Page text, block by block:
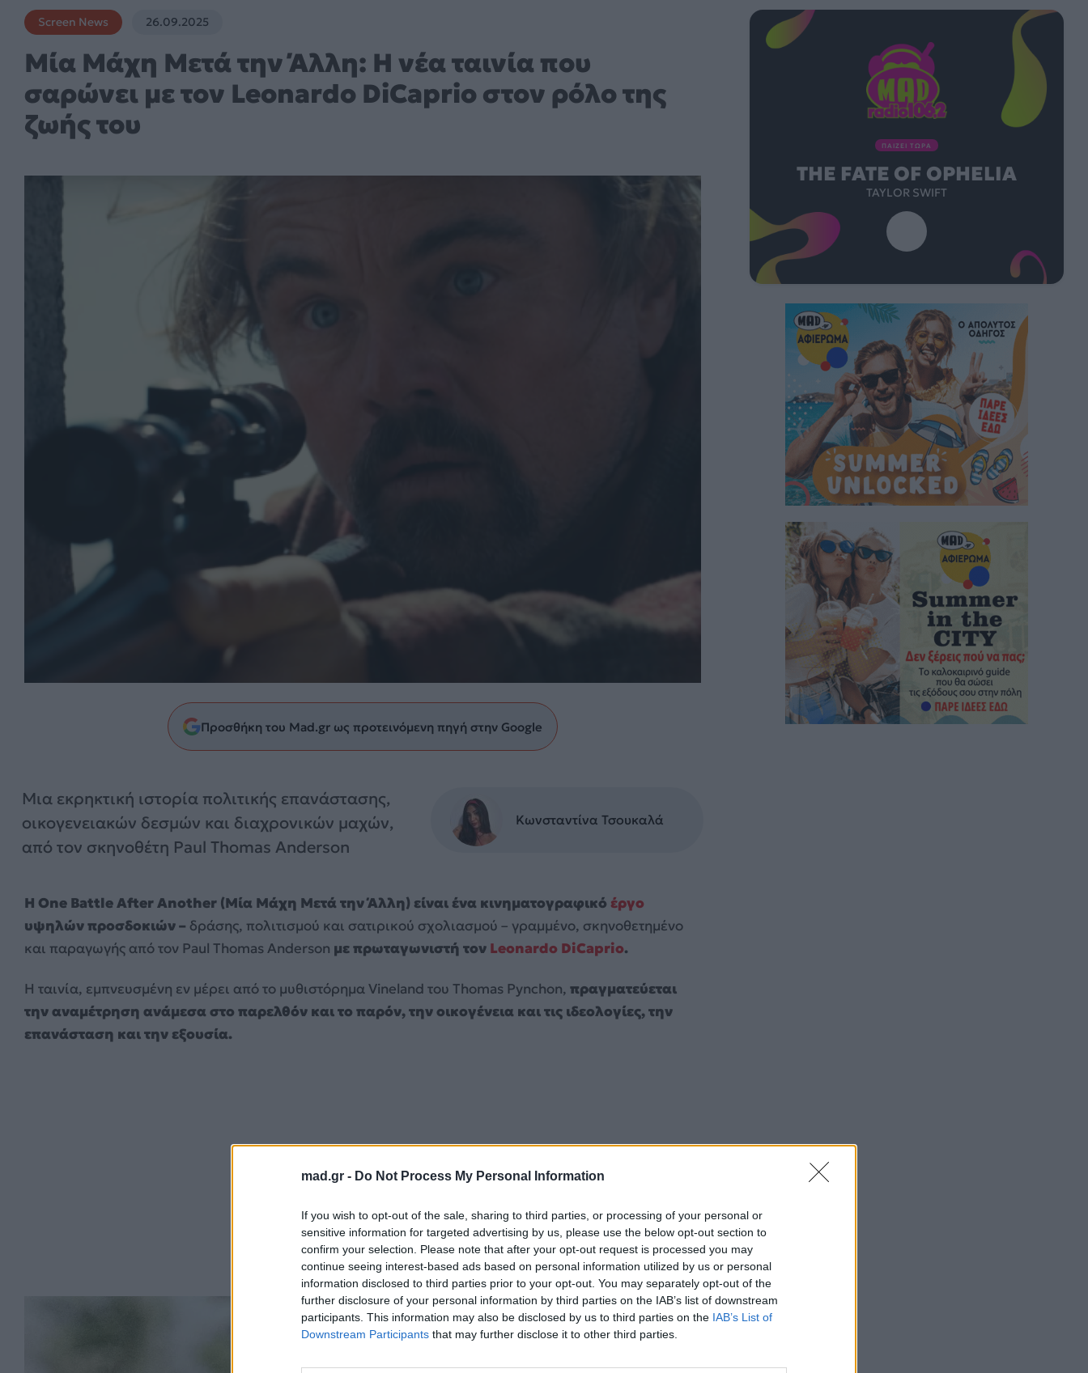
mad.gr - Do Not Process My Personal Information
If you wish to opt-out of the sale, sharing to third parties, or processing of your personal or
sensitive information for targeted advertising by us, please use the below opt-out section to
confirm your selection. Please note that after your opt-out request is processed you may
continue seeing interest-based ads based on personal information utilized by us or personal
information disclosed to third parties prior to your opt-out. You may separately opt-out of the
further disclosure of your personal information by third parties on the IAB’s list of downstream
participants. This information may also be disclosed by us to third parties on the IAB’s List of
Downstream Participants that may further disclose it to other third parties.
Screen News 26.09.2025
Μία Μάχη Μετά την Άλλη: Η νέα ταινία που
σαρώνει με τον Leonardo DiCaprio στον ρόλο της
ζωής του
Προσθήκη του Mad.gr ως προτεινόμενη πηγή στην Google
Μια εκρηκτική ιστορία πολιτικής επανάστασης,
οικογενειακών δεσμών και διαχρονικών μαχών,
από τον σκηνοθέτη Paul Thomas Anderson
Κωνσταντίνα Τσουκαλά
Η One Battle After Another (Μία Μάχη Μετά την Άλλη) είναι ένα κινηματογραφικό έργο
υψηλών προσδοκιών – δράσης, πολιτισμού και σατιρικού σχολιασμού – γραμμένο, σκηνοθετημένο
και παραγωγής από τον Paul Thomas Anderson με πρωταγωνιστή τον Leonardo DiCaprio.
Η ταινία, εμπνευσμένη εν μέρει από το μυθιστόρημα Vineland του Thomas Pynchon, πραγματεύεται
την αναμέτρηση ανάμεσα στο παρελθόν και το παρόν, την οικογένεια και τις ιδεολογίες, την
επανάσταση και την εξουσία.
ΠΑΙΖΕΙ ΤΩΡΑ
THE FATE OF OPHELIA
TAYLOR SWIFT